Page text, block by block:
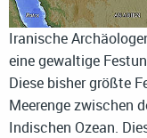
Iranische
eine gewaltige
Diese bisher größte
Meerenge zwischen
Indischen Ozean.